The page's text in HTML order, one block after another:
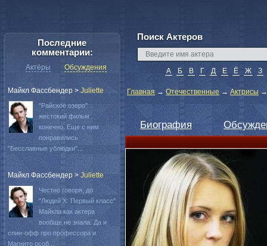
Поиск Актеров
А Б В Г Д Е Ё Ж З
Главная → Отечественные → Актрисы
Биография
Последние
комментарии:
Актёры Обсуждения
Майкл Фассбендер > Juliette
"Райское озеро"
жестокий фильм
конечно. Еще с ним
понравились
"Бесславные ублюдки"...
Майкл Фассбендер > Juliette
Честно говоря, до
"Людей Х: Первый класс"
Майкла как актера
вообще не знала. Да и
спин-офф про профессора и
Магнито особ...